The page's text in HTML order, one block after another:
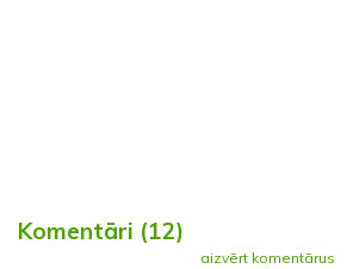
Komentāri (12)
aizvērt komentārus